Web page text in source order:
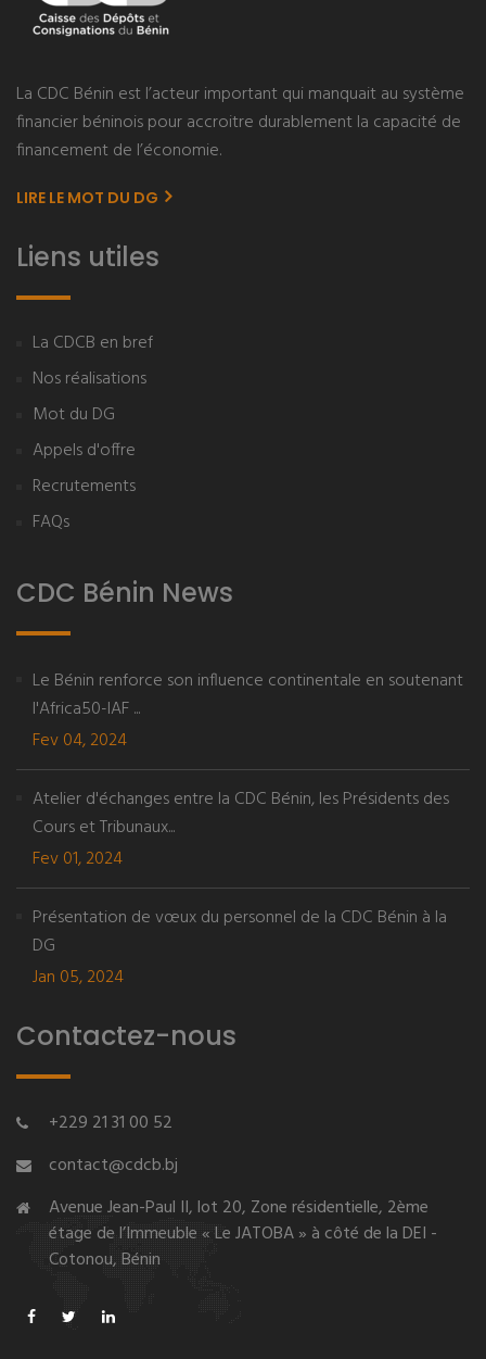
La CDC Bénin est l’acteur important qui manquait au système
financier béninois pour accroitre durablement la capacité de
financement de l’économie.
LIRE LE MOT DU DG
Liens utiles
La CDCB en bref
Nos réalisations
Mot du DG
Appels d'offre
Recrutements
FAQs
CDC Bénin News
Le Bénin renforce son influence continentale en soutenant
l'Africa50-IAF ...
Fev 04, 2024
Atelier d'échanges entre la CDC Bénin, les Présidents des
Cours et Tribunaux...
Fev 01, 2024
Présentation de vœux du personnel de la CDC Bénin à la
DG
Jan 05, 2024
Contactez-nous
+229 21 31 00 52
contact@cdcb.bj
Avenue Jean-Paul II, lot 20, Zone résidentielle, 2ème
étage de l’Immeuble « Le JATOBA » à côté de la DEI -
Cotonou, Bénin